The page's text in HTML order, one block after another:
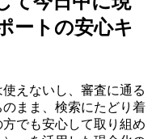
ートの安心キ
えないし、審査に通る
まま、検索にたどり着
でも安心して取り組め